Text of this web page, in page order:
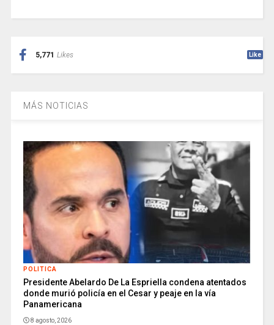
5,771 Likes Like
MÁS NOTICIAS
POLITICA
Presidente Abelardo De La Espriella condena atentados
donde murió policía en el Cesar y peaje en la vía
Panamericana
8 agosto, 2026